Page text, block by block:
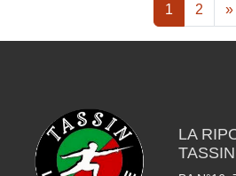
1 2 »
LA
TASSIN